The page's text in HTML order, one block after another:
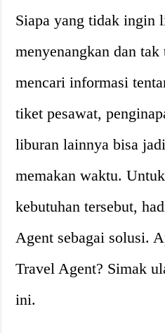
Siapa yang tidak ingin
menyenangkan dan
mencari informasi
tiket pesawat,
liburan lainnya bisa
memakan waktu.
kebutuhan tersebut,
Agent sebagai solusi.
Travel Agent? Simak
ini.